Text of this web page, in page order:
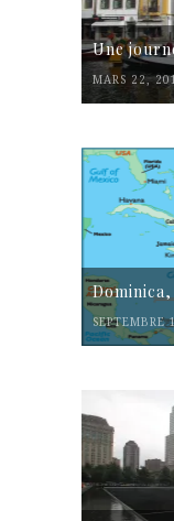
Une
MARS 22,
SEPTEMBRE